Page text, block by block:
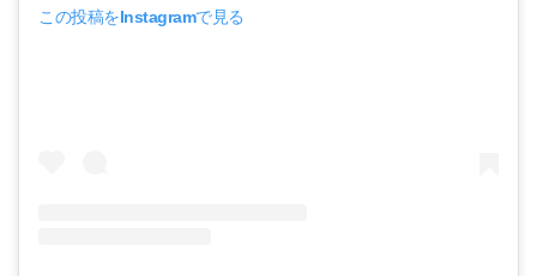
この投稿をInstagramで見る